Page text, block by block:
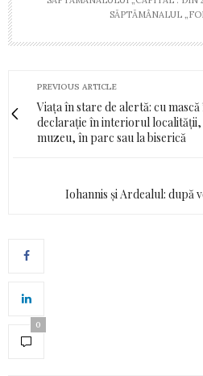
SĂPTĂMÂNALUL
PREVIOUS ARTICLE
Viața în stare de alertă: cu
declarație în interiorul
muzeu, în parc sau la biserică
Iohannis și Ardealul: după
0